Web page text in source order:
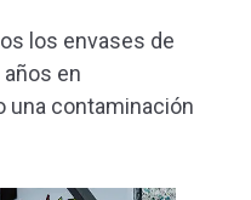
los envases de
en
una contaminación